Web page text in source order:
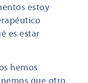
estoy
es estar
hemos
que otro